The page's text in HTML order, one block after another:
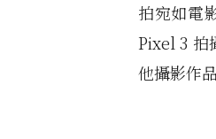
拍宛如電
Pixel 3 拍
他攝影作